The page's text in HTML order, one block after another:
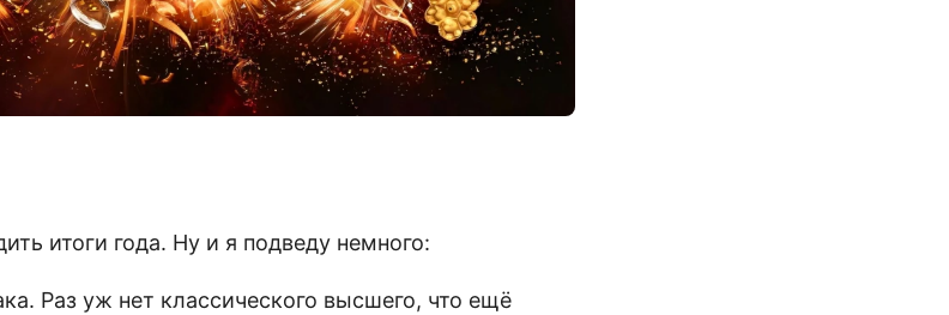
итоги года. Ну и я подведу немного:
Раз уж нет классического высшего, что ещё